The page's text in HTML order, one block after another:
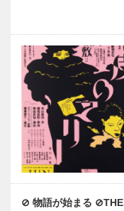
⊘ 物語が始まる ⊘THE